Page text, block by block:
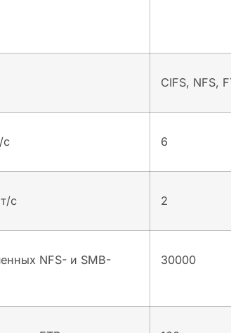
CIFS, NFS,
с 6
с 2
NFS- и SMB-
30000